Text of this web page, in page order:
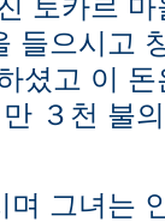
토카르
들으시고
셨고 이
３천 불
그녀는